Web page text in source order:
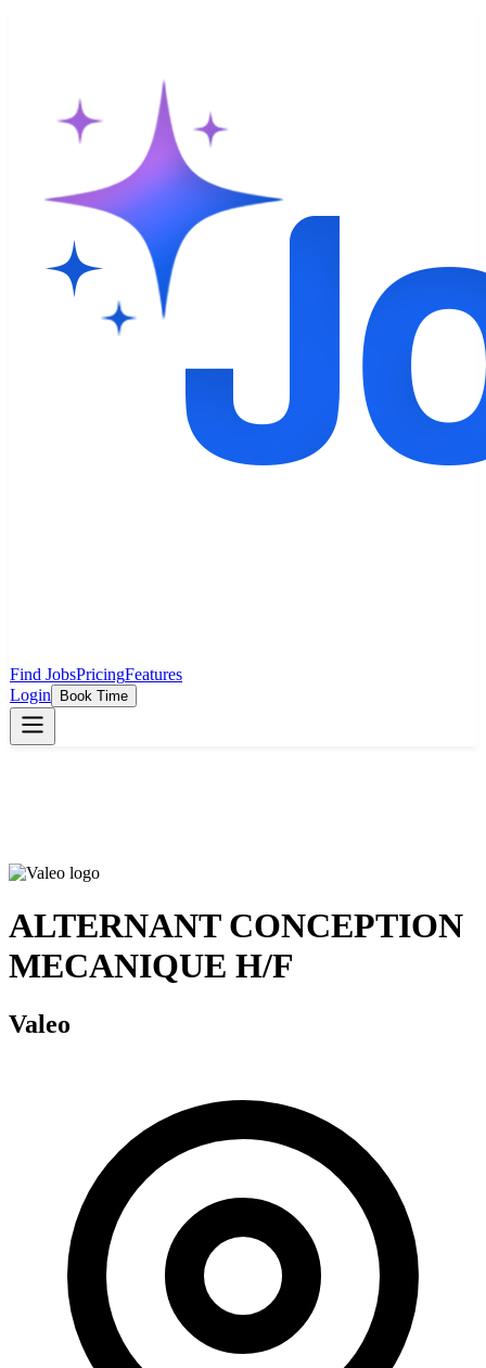
Find JobsPricingFeatures
Login
Book Time
ALTERNANT CONCEPTION
MECANIQUE H/F
Valeo